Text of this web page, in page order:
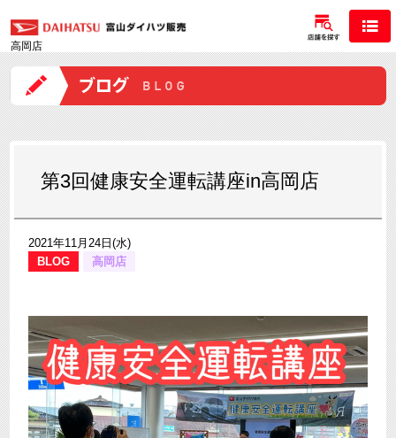
高岡店
第3回健康安全運転講座in高岡店
2021年11月24日(水)
BLOG
高岡店